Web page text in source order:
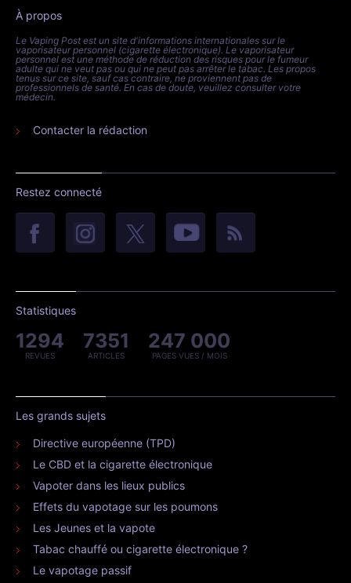
À propos
Le Vaping Post est un site d'informations internationales sur le
vaporisateur personnel (cigarette électronique). Le vaporisateur
personnel est une méthode de réduction des risques pour le fumeur
adulte qui ne veut pas ou qui ne peut pas arrêter le tabac. Les propos
tenus sur ce site, sauf cas contraire, ne proviennent pas de
professionnels de santé. En cas de doute, veuillez consulter votre
médecin.
Contacter la rédaction
Restez connecté
Statistiques
1294
REVUES
7351
ARTICLES
247 000
PAGES VUES / MOIS
Les grands sujets
Directive européenne (TPD)
Le CBD et la cigarette électronique
Vapoter dans les lieux publics
Effets du vapotage sur les poumons
Les Jeunes et la vapote
Tabac chauffé ou cigarette électronique ?
Le vapotage passif